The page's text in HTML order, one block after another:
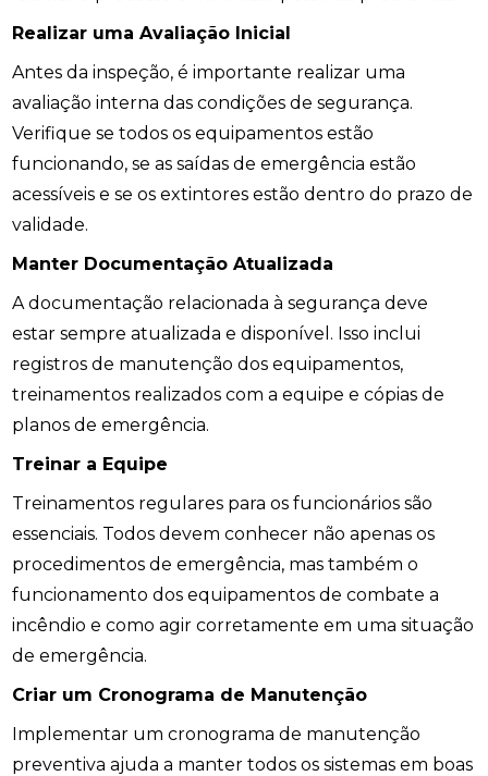
Realizar uma Avaliação Inicial
Antes da inspeção, é importante realizar uma
avaliação interna das condições de segurança.
Verifique se todos os equipamentos estão
funcionando, se as saídas de emergência estão
acessíveis e se os extintores estão dentro do prazo de
validade.
Manter Documentação Atualizada
A documentação relacionada à segurança deve
estar sempre atualizada e disponível. Isso inclui
registros de manutenção dos equipamentos,
treinamentos realizados com a equipe e cópias de
planos de emergência.
Treinar a Equipe
Treinamentos regulares para os funcionários são
essenciais. Todos devem conhecer não apenas os
procedimentos de emergência, mas também o
funcionamento dos equipamentos de combate a
incêndio e como agir corretamente em uma situação
de emergência.
Criar um Cronograma de Manutenção
Implementar um cronograma de manutenção
preventiva ajuda a manter todos os sistemas em boas